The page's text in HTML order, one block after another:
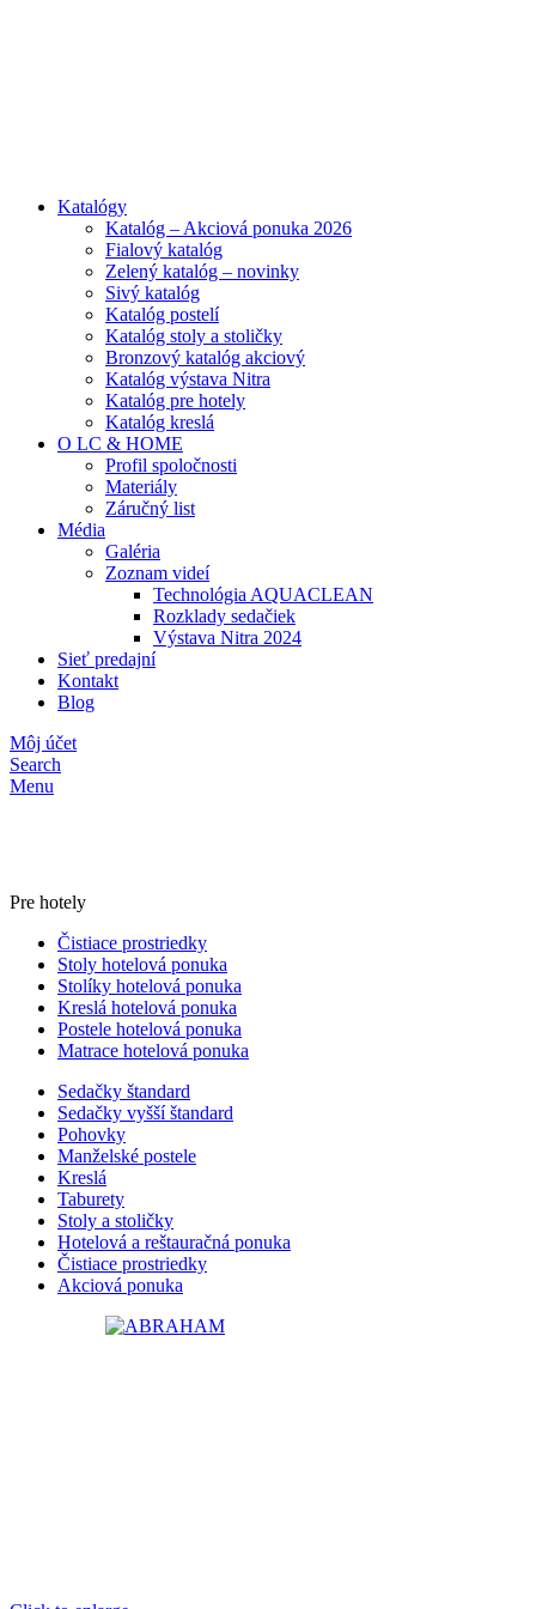
Katalógy
Katalóg – Akciová ponuka 2026
Fialový katalóg
Zelený katalóg – novinky
Sivý katalóg
Katalóg postelí
Katalóg stoly a stoličky
Bronzový katalóg akciový
Katalóg výstava Nitra
Katalóg pre hotely
Katalóg kreslá
O LC & HOME
Profil spoločnosti
Materiály
Záručný list
Média
Galéria
Zoznam videí
Technológia AQUACLEAN
Rozklady sedačiek
Výstava Nitra 2024
Sieť predajní
Kontakt
Blog
Môj účet
Search
Menu
Pre hotely
Čistiace prostriedky
Stoly hotelová ponuka
Stolíky hotelová ponuka
Kreslá hotelová ponuka
Postele hotelová ponuka
Matrace hotelová ponuka
Sedačky štandard
Sedačky vyšší štandard
Pohovky
Manželské postele
Kreslá
Taburety
Stoly a stoličky
Hotelová a reštauračná ponuka
Čistiace prostriedky
Akciová ponuka